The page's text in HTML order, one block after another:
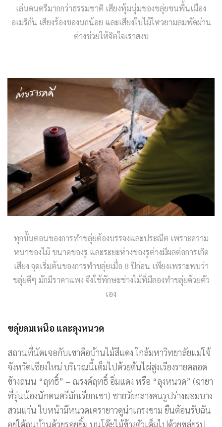
เล่นดนตรีมากกว่าธรรมชาติ เสียงทุ้มนุ่มของขลุ่ยชนพื้นเมือง
อเมริกัน เสียงร้องของนกน้อย และเสียงใบไม้ไหวยามลมพัดผ่าน
ต่างช่วยให้จิตใจเราสงบ
ทุกขั้นตอนของการทำขลุ่ยต้องบรรจงและประณีต เพราะความ
หนาของไม้ ขนาดของรู และระยะห่างของรูต่างมีผลต่อการเกิด
เสียง จุดเริ่มต้นของการทำขลุ่ยเมื่อ 8 ปีก่อน เพียงเพราะพบว่า
ขลุ่ยดีๆ มักมีราคาแพง จึงใช้ทักษะช่างไม้ที่มีลองทำขลุ่ยด้วยตัว
เอง
ขลุ่ยลมเหนือ และลุงหนวด
สถานที่นัดเจอกับเขาคือบ้านไม้สีแดง ใกล้มหาวิทยาลัยแม่โจ้
จังหวัดเชียงใหม่ บริเวณนี้เต็มไปด้วยต้นไผ่สูงเรียงรายตลอด
ข้างถนน “ฤทธิ์” – ณรงค์ฤทธิ์ อิ่มแดง หรือ “ลุงหนวด” (ฉายา
ที่รุ่นน้องนักดนตรีมักเรียกเขา) ชายวัยกลางคนรูปร่างผอมบาง
สวมแว่น ใบหน้ามีหนวดเครายาวดูน่าเกรงขาม ยืนต้อนรับฉัน
อยู่ใต้ถุนบ้านด้วยรอยยิ้ม บนโต๊ะไม้ข้างตัวเต็มไปด้วยขลุ่ยรูป